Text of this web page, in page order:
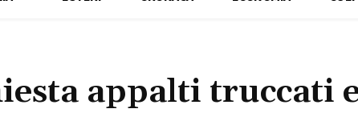
appalti truccati